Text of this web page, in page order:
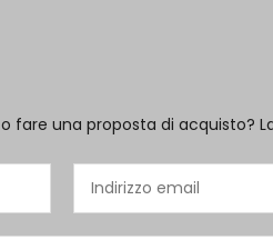
una proposta di acquisto?